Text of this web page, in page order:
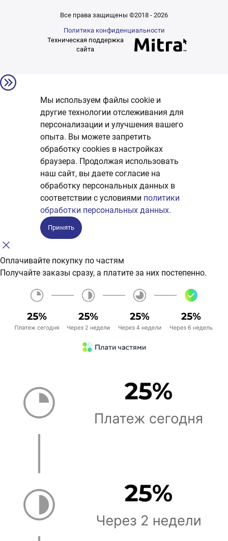
Все права защищены ©2018 - 2026
Политика конфиденциальности
Техническая поддержка
сайта
Мы используем файлы cookie и
другие технологии отслеживания для
персонализации и улучшения вашего
опыта. Вы можете запретить
обработку сookies в настройках
браузера. Продолжая использовать
наш сайт, вы даете согласие на
обработку персональных данных в
соответствии с условиями политики
обработки персональных данных.
Принять
Оплачивайте покупку по частям
Получайте заказы сразу, а платите за них постепенно.